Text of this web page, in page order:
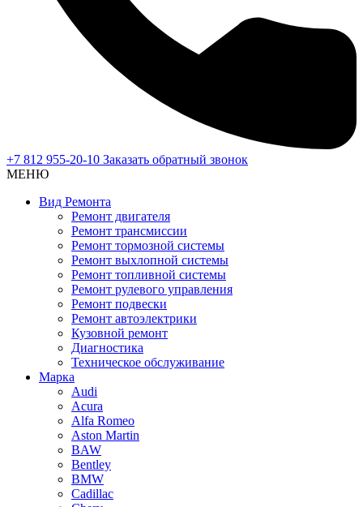
+7 812 955-20-10 Заказать обратный звонок
МЕНЮ
Вид Ремонта
Ремонт двигателя
Ремонт трансмиссии
Ремонт тормозной системы
Ремонт выхлопной системы
Ремонт топливной системы
Ремонт рулевого управления
Ремонт подвески
Ремонт автоэлектрики
Кузовной ремонт
Диагностика
Техническое обслуживание
Марка
Audi
Acura
Alfa Romeo
Aston Martin
BAW
Bentley
BMW
Cadillac